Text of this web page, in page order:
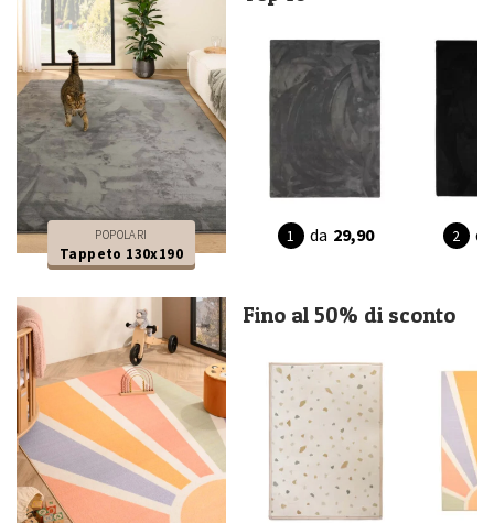
POPOLARI
Tappeto 130x190
da 29,90 da
Fino al 50% di sconto